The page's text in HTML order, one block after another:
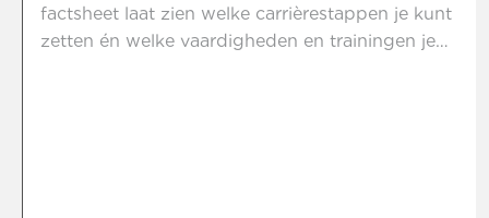
factsheet laat zien welke carrièrestappen je kunt
zetten én welke vaardigheden en trainingen je